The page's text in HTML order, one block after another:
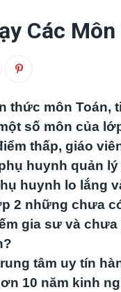
Các
thức môn Toán,
số môn của
thấp, giáo
huynh quản
huynh lo lắng
2 những chưa
gia sư và chưa
tâm uy tín
10 năm kinh